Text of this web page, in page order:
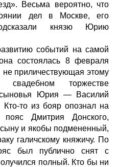
Весьма вероятно, что
дел в Москве, его
князю Юрию
событий на самой
состоялась 8 февраля
не приличествующая этому
торжестве
сыновья Юрия — Василий
то из бояр опознал на
Дмитрия Донского,
и якобы подмененный,
галичскому княжичу. По
был публично снят с
полный. Кто бы ни